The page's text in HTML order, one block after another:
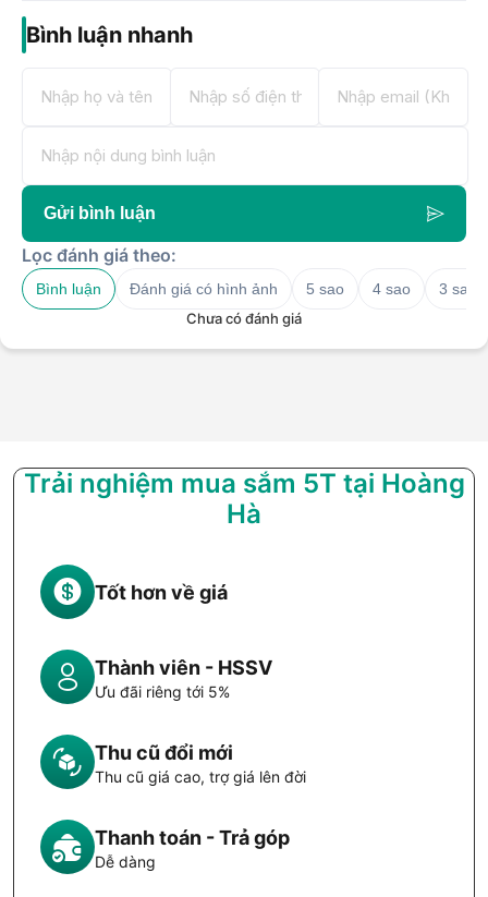
Bình luận nhanh
Gửi bình luận
Lọc đánh giá theo:
Bình luận Đánh giá có hình ảnh 5 sao 4 sao
3 sao
Chưa có đánh giá
Trải nghiệm mua sắm 5T tại Hoàng
Hà
Tốt hơn về giá
Thành viên - HSSV
Ưu đãi riêng tới 5%
Thu cũ đổi mới
Thu cũ giá cao, trợ giá lên đời
Thanh toán - Trả góp
Dễ dàng